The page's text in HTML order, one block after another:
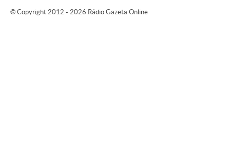
© Copyright 2012 - 2026 Rádio Gazeta Online